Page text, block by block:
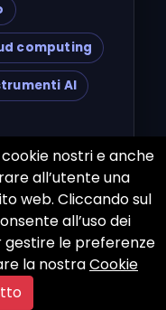
nostri e anche
all’utente una
web. Cliccando sul
all’uso dei
gestire le preferenze
la nostraCookie
computing
AI
dati puliti
linguistici
Azure